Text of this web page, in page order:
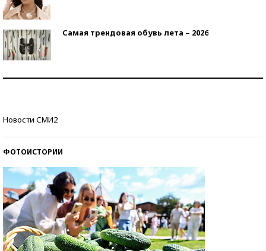
Самая трендовая обувь лета – 2026
Новости СМИ2
ФОТОИСТОРИИ